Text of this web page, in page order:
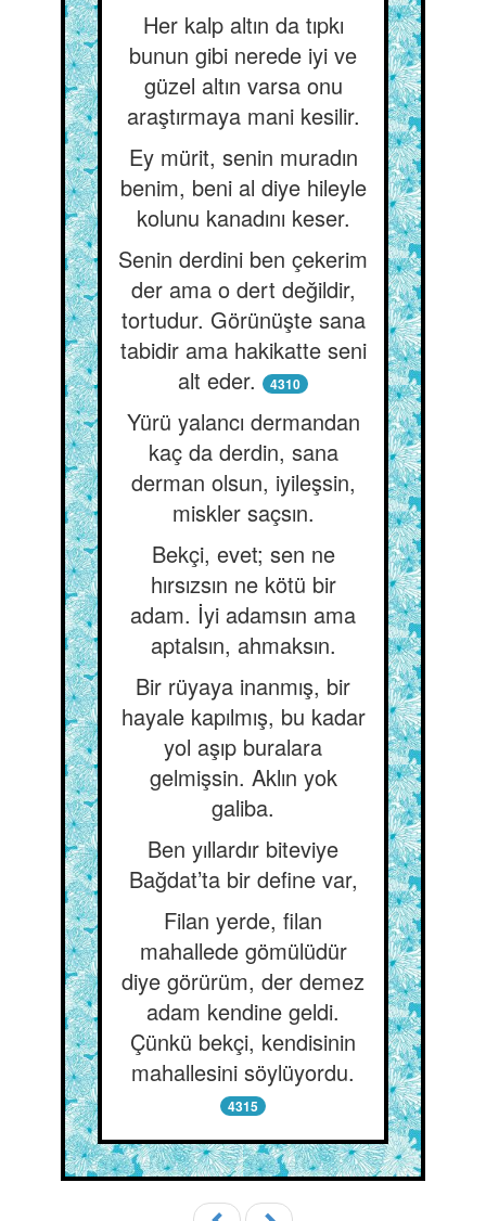
Her kalp altın da tıpkı
bunun gibi nerede iyi ve
güzel altın varsa onu
araştırmaya mani kesilir.
Ey mürit, senin muradın
benim, beni al diye hileyle
kolunu kanadını keser.
Senin derdini ben çekerim
der ama o dert değildir,
tortudur. Görünüşte sana
tabidir ama hakikatte seni
alt eder.
4310
Yürü yalancı dermandan
kaç da derdin, sana
derman olsun, iyileşsin,
miskler saçsın.
Bekçi, evet; sen ne
hırsızsın ne kötü bir
adam. İyi adamsın ama
aptalsın, ahmaksın.
Bir rüyaya inanmış, bir
hayale kapılmış, bu kadar
yol aşıp buralara
gelmişsin. Aklın yok
galiba.
Ben yıllardır biteviye
Bağdat’ta bir define var,
Filan yerde, filan
mahallede gömülüdür
diye görürüm, der demez
adam kendine geldi.
Çünkü bekçi, kendisinin
mahallesini söylüyordu.
4315